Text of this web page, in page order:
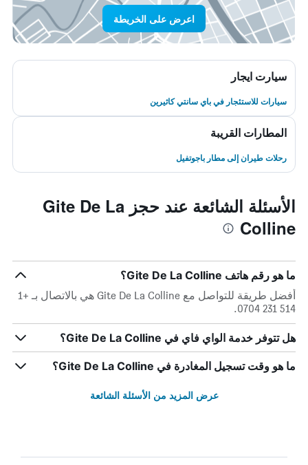
اعرض على الخريطة
سيارت ايجار
سيارات للاستئجار في باي سانتي كاثيرين
المطارات القريبة
رحلات طيران إلى مطار باجوتفيل
الأسئلة الشائعة عند حجز Gite De La
Colline
ما هو رقم هاتف Gite De La Colline؟
أفضل طريقة للتواصل مع Gite De La Colline هي بالاتصال بـ +1
514 231 0704.
هل تتوفر خدمة الواي فاي في Gite De La Colline؟
ما هو وقت تسجيل المغادرة في Gite De La Colline؟
عرض المزيد من الأسئلة الشائعة